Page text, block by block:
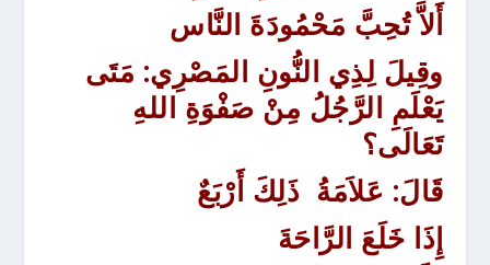
أَلاَّ تُحِبَّ مَحْمُودَةَ النَّاس
وقِيلَ لِذِي النُّونِ المَصْرِي: مَتَى
يَعْلَمِ الرَّجُلُ مِنْ صَفْوَةِ اللهِ
تَعَالَى؟
قَالَ: عَلاَمَةُ ذَلِكَ أَرْبَعٌ
إِذَا خَلَعَ الرَّاحَةَ